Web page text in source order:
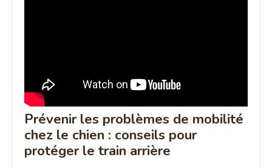
Prévenir les problèmes de mobilité
chez le chien : conseils pour
protéger le train arrière